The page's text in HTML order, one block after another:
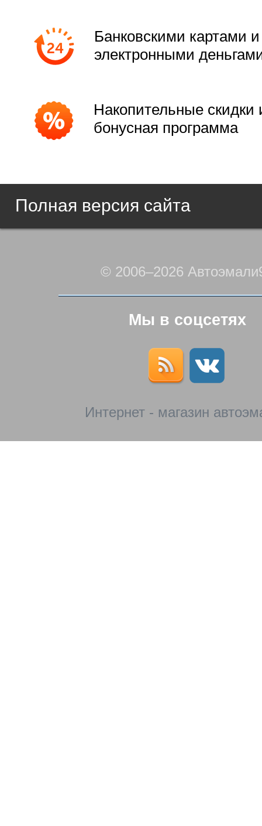
Банковскими картами и
электронными
Накопительные скидки
бонусная программа
Полная версия сайта
© 2006–2026
Мы в соцсетях
Интернет - магазин